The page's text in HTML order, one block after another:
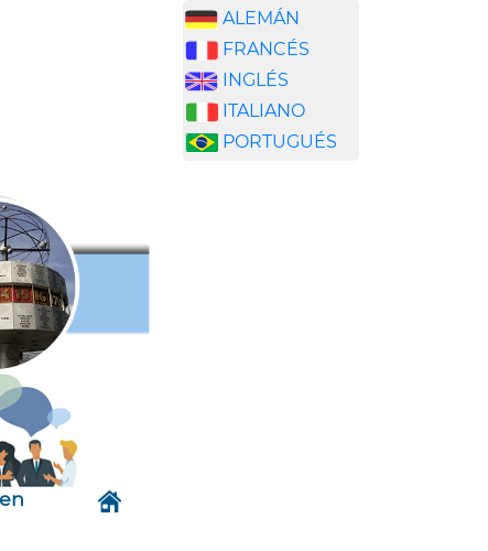
ALEMÁN
FRANCÉS
INGLÉS
ITALIANO
PORTUGUÉS